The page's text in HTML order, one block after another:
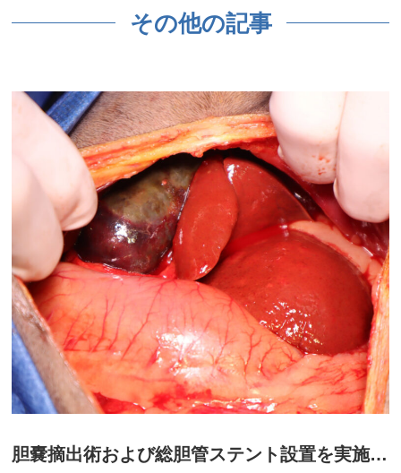
その他の記事
胆嚢摘出術および総胆管ステント設置を実施した犬の1例